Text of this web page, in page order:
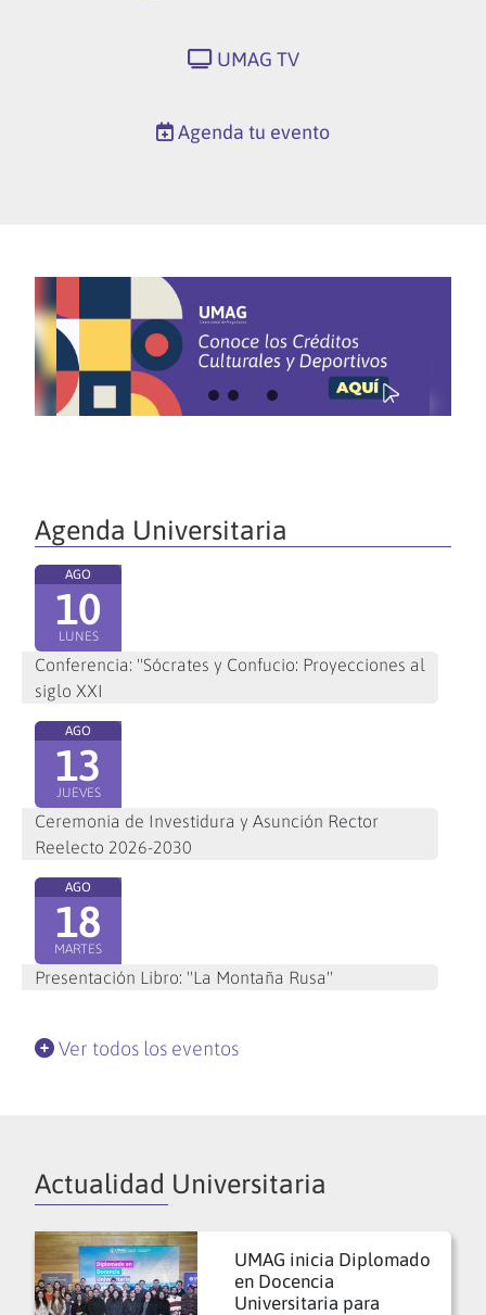
UMAG TV
Agenda tu evento
Agenda Universitaria
AGO
10
LUNES
Conferencia: "Sócrates y Confucio: Proyecciones al
siglo XXI
AGO
13
JUEVES
Ceremonia de Investidura y Asunción Rector
Reelecto 2026-2030
AGO
18
MARTES
Presentación Libro: "La Montaña Rusa"
Ver todos los eventos
Actualidad Universitaria
UMAG inicia Diplomado
en Docencia
Universitaria para